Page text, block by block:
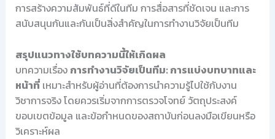
การสร้างความสัมพันธ์ที่ดีในทีม การสื่อสารที่ชัดเจน และการ
สนับสนุนกันและกันเป็นสิ่งสำคัญในการทำงานวิจัยเป็นทีม
สรุปแนวทางใช้บทความนี้ให้เกิดผล
บทความเรื่อง การทำงานวิจัยเป็นทีม: การแบ่งบทบาทและ
หน้าที่เหมาะสำหรับผู้อ่านที่ต้องการนำความรู้ไปใช้กับงาน
วิชาการจริง โดยควรเริ่มจากการตรวจโจทย์ วัตถุประสงค์
ขอบเขตข้อมูล และข้อกำหนดของสถาบันก่อนลงมือเขียนหรือ
วิเคราะห์ผล